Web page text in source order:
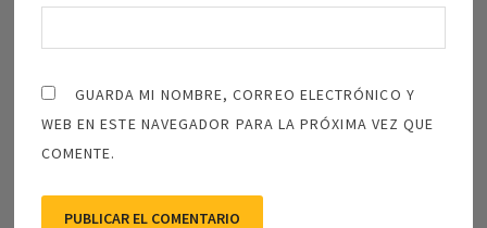
GUARDA MI NOMBRE, CORREO ELECTRÓNICO Y
WEB EN ESTE NAVEGADOR PARA LA PRÓXIMA VEZ QUE
COMENTE.